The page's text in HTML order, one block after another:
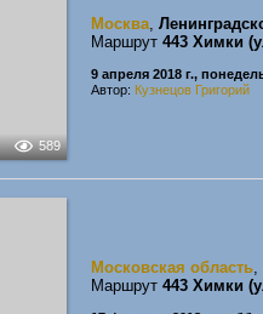
589
Москва,
Маршрут 443 Химки
9 апреля 2018 г.,
Автор: Кузнецов Григорий
Московская область,
Маршрут 443 Химки